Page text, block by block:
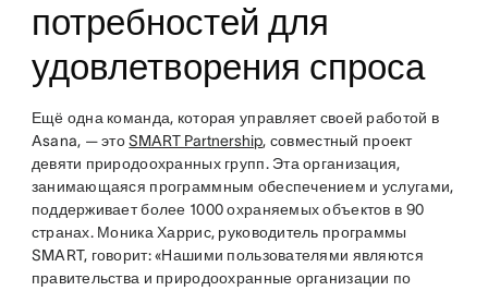
потребностей для
удовлетворения спроса
Ещё одна команда, которая управляет своей работой в
Asana, — этоSMART Partnership, совместный проект
девяти природоохранных групп. Эта организация,
занимающаяся программным обеспечением и услугами,
поддерживает более 1000 охраняемых объектов в 90
странах. Моника Харрис, руководитель программы
SMART, говорит: «Нашими пользователями являются
правительства и природоохранные организации по